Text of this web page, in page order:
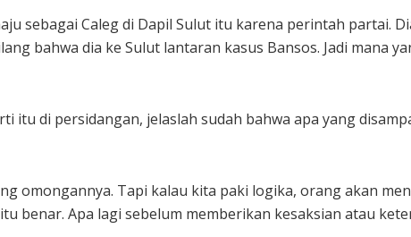
sebagai Caleg di Dapil Sulut itu karena perintah partai.
bahwa dia ke Sulut lantaran kasus Bansos. Jadi mana
itu di persidangan, jelaslah sudah bahwa apa yang
omongannya. Tapi kalau kita paki logika, orang akan
benar. Apa lagi sebelum memberikan kesaksian atau